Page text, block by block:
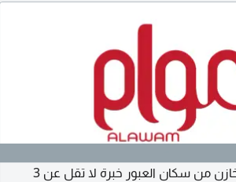
مطلوب محاسب عملاء ومخازن من سكان العبور خبرة لا تقل عن 3